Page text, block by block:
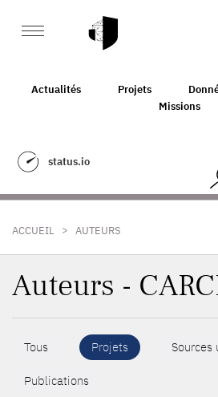
Actualités Projets
Missions
status.io
ACCUEIL > AUTEURS
Auteurs -
Tous Projets Sources
Publications